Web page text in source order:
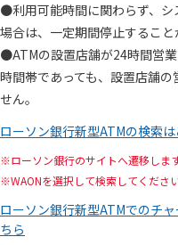
●利用可能時間に関わらず、シ
場合は、一定期間停止すること
●ATMの設置店舗が24時間営
時間帯であっても、設置店舗
せん。
ローソン銀行新型ATMの検索は
ローソン銀行のサイトへ遷移しま
WAONを選択して検索してくださ
ローソン銀行新型ATMでのチ
ちら